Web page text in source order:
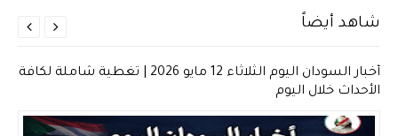
شاهد أيضاً
أخبار السودان اليوم الثلاثاء 12 مايو 2026 | تغطية شاملة لكافة
الأحداث خلال اليوم

